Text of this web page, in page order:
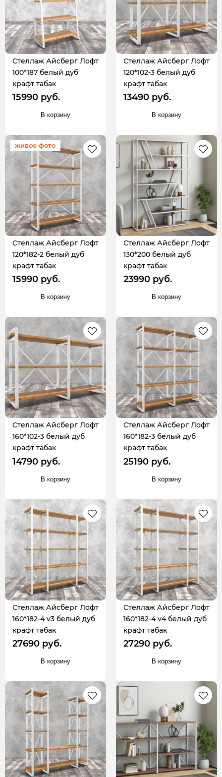
Стеллаж Айсберг Лофт
100*187 белый дуб
крафт табак
15990 руб.
В корзину
Стеллаж Айсберг Лофт
120*102-3 белый дуб
крафт табак
13490 руб.
В корзину
живое фото
Стеллаж Айсберг Лофт
120*182-2 белый дуб
крафт табак
15990 руб.
В корзину
Стеллаж Айсберг Лофт
130*200 белый дуб
крафт табак
23990 руб.
В корзину
Стеллаж Айсберг Лофт
160*102-3 белый дуб
крафт табак
14790 руб.
В корзину
Стеллаж Айсберг Лофт
160*182-3 белый дуб
крафт табак
25190 руб.
В корзину
Стеллаж Айсберг Лофт
160*182-4 v3 белый дуб
крафт табак
27690 руб.
В корзину
Стеллаж Айсберг Лофт
160*182-4 v4 белый дуб
крафт табак
27290 руб.
В корзину